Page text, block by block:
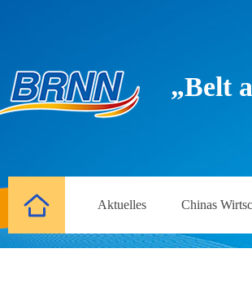
„Belt
Aktuelles Chinas